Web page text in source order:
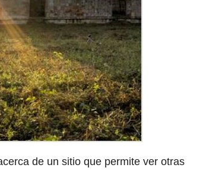
de un sitio que permite ver otras